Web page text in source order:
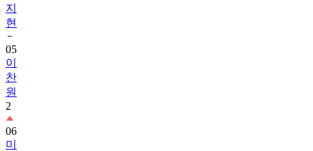
지
현
05
이
찬
원
2
06
미